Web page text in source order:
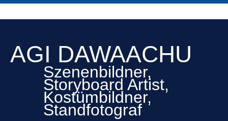
AGI DAWAACHU
Szenenbildner,
Storyboard Artist,
Kostümbildner,
Standfotograf